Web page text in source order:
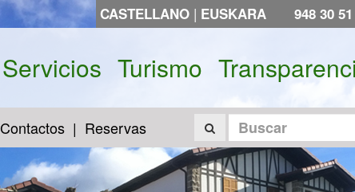
CASTELLANO | EUSKARA 948 30
Servicios Turismo
Contactos Reservas